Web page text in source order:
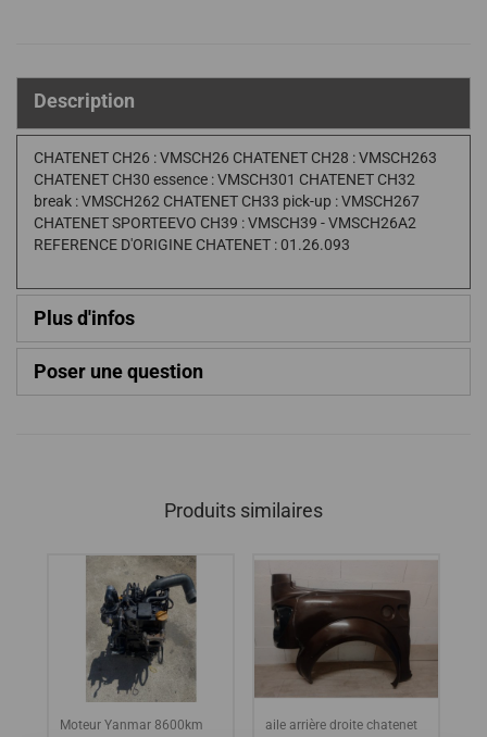
Description
CHATENET CH26 : VMSCH26 CHATENET CH28 : VMSCH263
CHATENET CH30 essence : VMSCH301 CHATENET CH32
break : VMSCH262 CHATENET CH33 pick-up : VMSCH267
CHATENET SPORTEEVO CH39 : VMSCH39 - VMSCH26A2
REFERENCE D'ORIGINE CHATENET : 01.26.093
Plus d'infos
Poser une question
Produits similaires
Moteur Yanmar 8600km
aile arrière droite chatenet